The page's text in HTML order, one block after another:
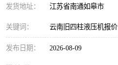
发货地址： 江苏省南通如皋市
关键词： 云南旧四柱液压机报价
发布日期： 2026-08-09